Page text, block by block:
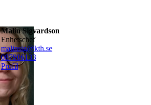
Malin Sigvardson
enhetschef
malinsig@kth.se
087906133
Profil